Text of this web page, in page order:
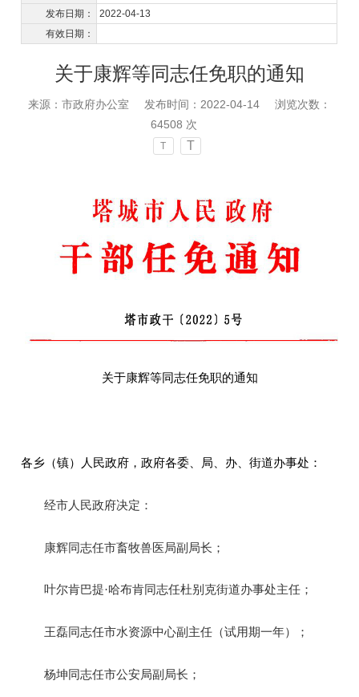
发布日期：
2022-04-13
有效日期：
关于康辉等同志任免职的通知
来源：市政府办公室 发布时间：2022-04-14
浏览次数：
64508 次
T T
关于康辉等同志任免职的通知
各乡（镇）人民政府 ，政府各委、局、办、街道办事处：
经市人民政府决定 ：
康辉同志任市畜牧兽医局副局长；
叶尔肯巴提·哈布肯同志任杜别克街道办事处主任；
王磊同志任市水资源中心副主任（试用期一年）；
杨坤同志任市公安局副局长；